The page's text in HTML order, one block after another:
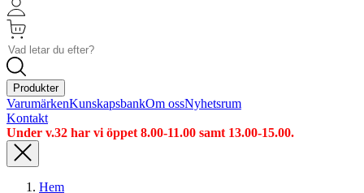
Produkter
VarumärkenKunskapsbankOm ossNyhetsrum
Kontakt
Under v.32 har vi öppet 8.00-11.00 samt 13.00-15.00.
Hem